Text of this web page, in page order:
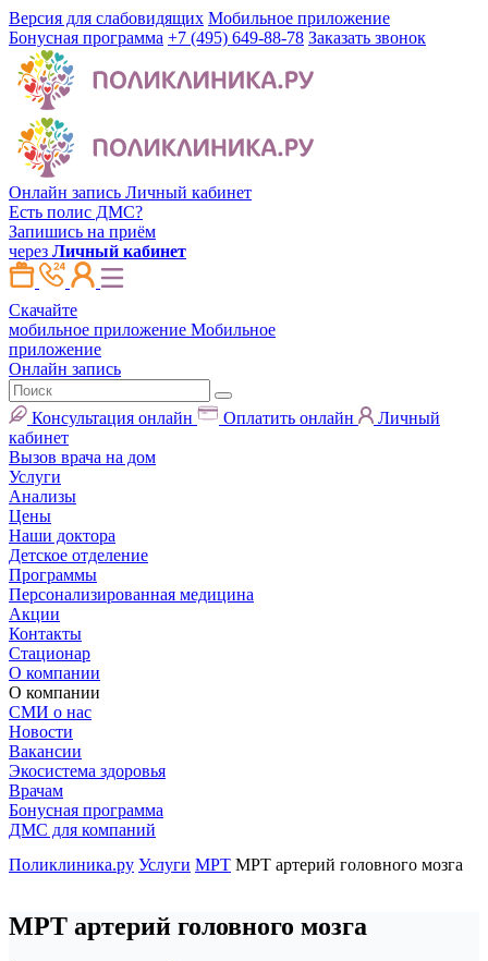
Версия для слабовидящих Мобильное приложение
Бонусная программа +7 (495) 649-88-78 Заказать звонок
Онлайн запись Личный кабинет
Есть полис ДМС?
Запишись на приём
через Личный кабинет
Скачайте
мобильное приложение Мобильное
приложение
Онлайн запись
Консультация онлайн Оплатить онлайн
Личный
кабинет
Вызов врача на дом
Услуги
Анализы
Цены
Наши доктора
Детское отделение
Программы
Персонализированная медицина
Акции
Контакты
Стационар
О компании
О компании
СМИ о нас
Новости
Вакансии
Экосистема здоровья
Врачам
Бонусная программа
ДМС для компаний
Поликлиника.ру Услуги МРТ МРТ артерий головного мозга
МРТ артерий головного мозга